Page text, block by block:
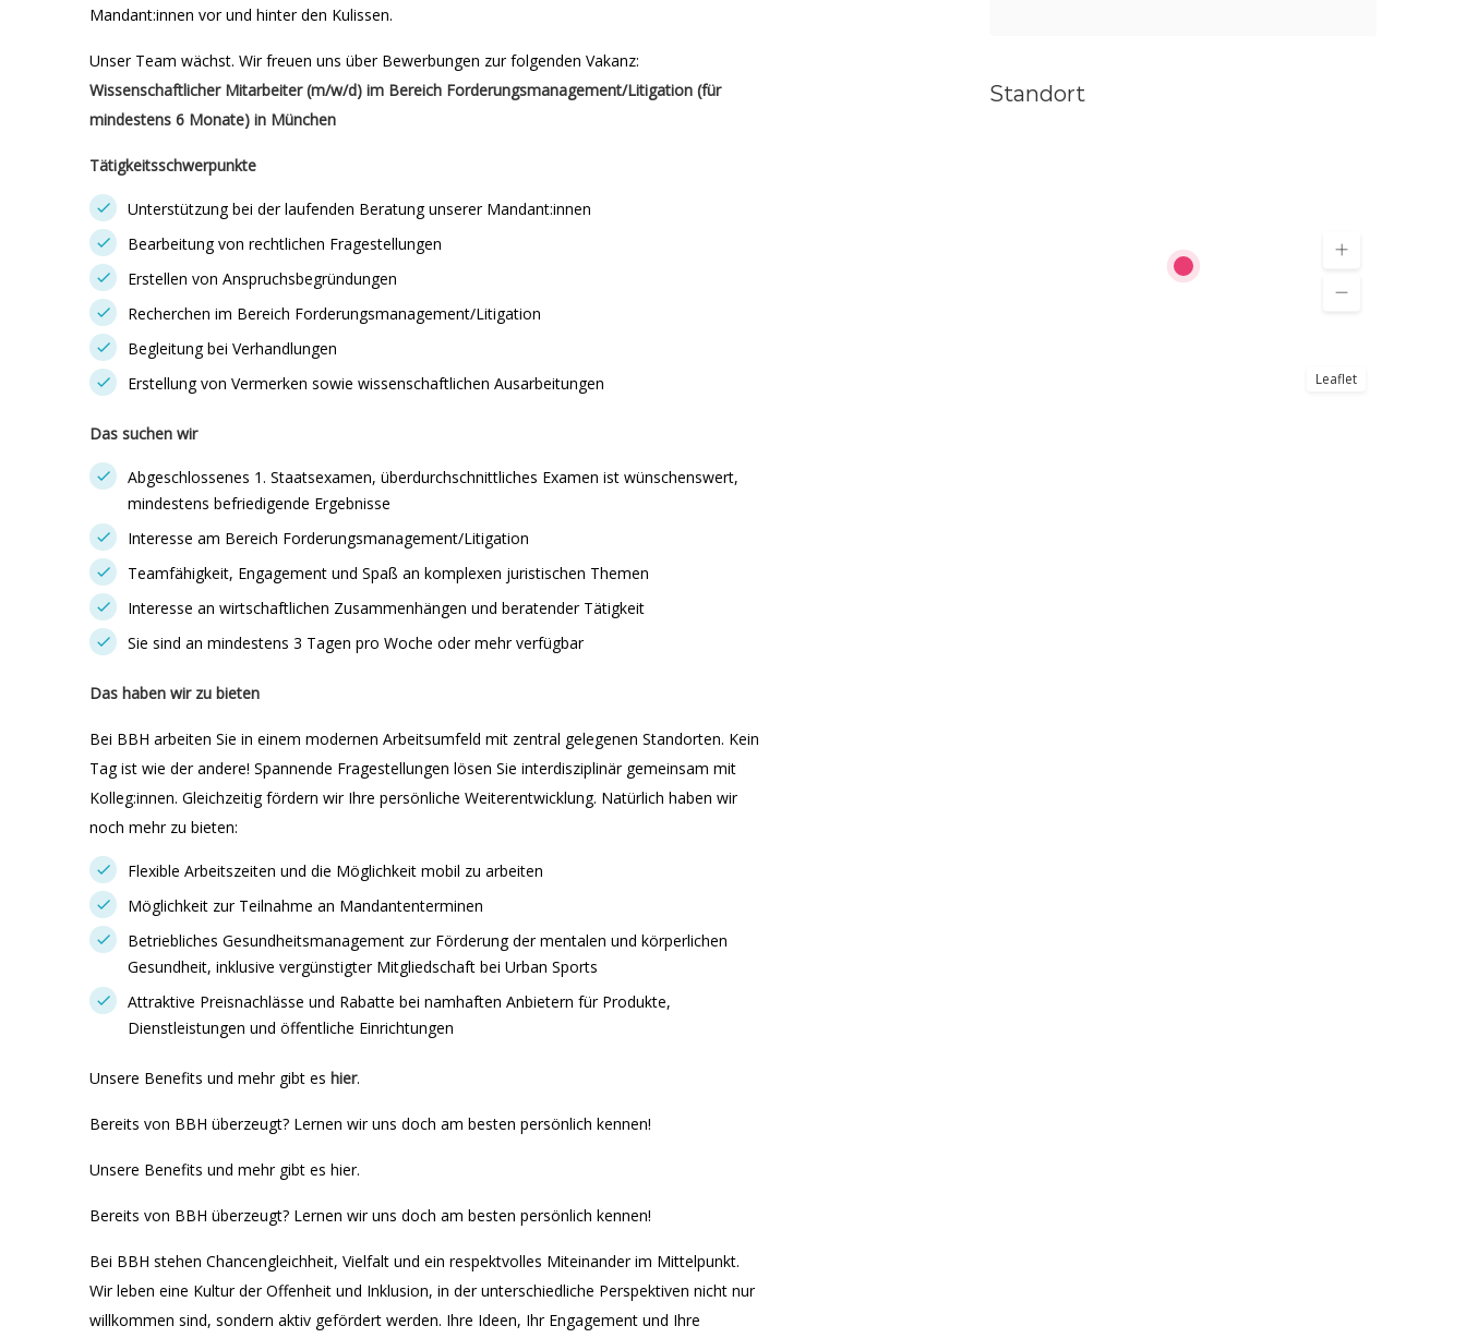
Mandant:innen vor und hinter den Kulissen.
Unser Team wächst. Wir freuen uns über Bewerbungen zur folgenden Vakanz:
Wissenschaftlicher Mitarbeiter (m/w/d) im Bereich Forderungsmanagement/Litigation (für
mindestens 6 Monate) in München
Tätigkeitsschwerpunkte
Unterstützung bei der laufenden Beratung unserer Mandant:innen
Bearbeitung von rechtlichen Fragestellungen
Erstellen von Anspruchsbegründungen
Recherchen im Bereich Forderungsmanagement/Litigation
Begleitung bei Verhandlungen
Erstellung von Vermerken sowie wissenschaftlichen Ausarbeitungen
Das suchen wir
Abgeschlossenes 1. Staatsexamen, überdurchschnittliches Examen ist wünschenswert,
mindestens befriedigende Ergebnisse
Interesse am Bereich Forderungsmanagement/Litigation
Teamfähigkeit, Engagement und Spaß an komplexen juristischen Themen
Interesse an wirtschaftlichen Zusammenhängen und beratender Tätigkeit
Sie sind an mindestens 3 Tagen pro Woche oder mehr verfügbar
Das haben wir zu bieten
Bei BBH arbeiten Sie in einem modernen Arbeitsumfeld mit zentral gelegenen Standorten. Kein
Tag ist wie der andere! Spannende Fragestellungen lösen Sie interdisziplinär gemeinsam mit
Kolleg:innen. Gleichzeitig fördern wir Ihre persönliche Weiterentwicklung. Natürlich haben wir
noch mehr zu bieten:
Flexible Arbeitszeiten und die Möglichkeit mobil zu arbeiten
Möglichkeit zur Teilnahme an Mandantenterminen
Betriebliches Gesundheitsmanagement zur Förderung der mentalen und körperlichen
Gesundheit, inklusive vergünstigter Mitgliedschaft bei Urban Sports
Attraktive Preisnachlässe und Rabatte bei namhaften Anbietern für Produkte,
Dienstleistungen und öffentliche Einrichtungen
Unsere Benefits und mehr gibt es hier.
Bereits von BBH überzeugt? Lernen wir uns doch am besten persönlich kennen!
Unsere Benefits und mehr gibt es hier.
Bereits von BBH überzeugt? Lernen wir uns doch am besten persönlich kennen!
Bei BBH stehen Chancengleichheit, Vielfalt und ein respektvolles Miteinander im Mittelpunkt.
Wir leben eine Kultur der Offenheit und Inklusion, in der unterschiedliche Perspektiven nicht nur
willkommen sind, sondern aktiv gefördert werden. Ihre Ideen, Ihr Engagement und Ihre
Standort
Leaflet